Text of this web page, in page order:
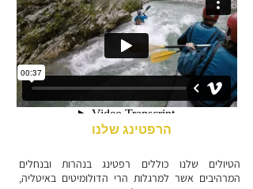
הרפטינג שלנו
הטיולים שלנו כוללים רפטינג בנהרות ובנחלים
המרהיבים אשר למרגלות הרי הדולומיטים באיטליה,